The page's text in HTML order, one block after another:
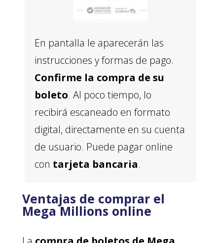
En pantalla le aparecerán las
instrucciones y formas de pago.
Confirme la compra de su
boleto. Al poco tiempo, lo
recibirá escaneado en formato
digital, directamente en su cuenta
de usuario. Puede pagar online
con tarjeta bancaria.
Ventajas de comprar el
Mega Millions online